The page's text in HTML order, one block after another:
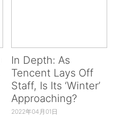
In Depth: As
Tencent Lays Off
Staff, Is Its ‘Winter’
Approaching?
2022年04月01日